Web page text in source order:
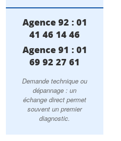
Agence 92 : 01
41 46 14 46
Agence 91 : 01
69 92 27 61
Demande technique ou
dépannage : un
échange direct permet
souvent un premier
diagnostic.